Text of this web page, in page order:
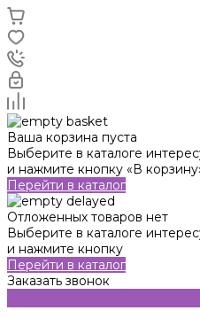
Ваша корзина пуста
Выберите в каталоге
и нажмите кнопку «В
Перейти в каталог
Отложенных товаров нет
Выберите в каталоге
и нажмите кнопку
Перейти в каталог
Заказать звонок